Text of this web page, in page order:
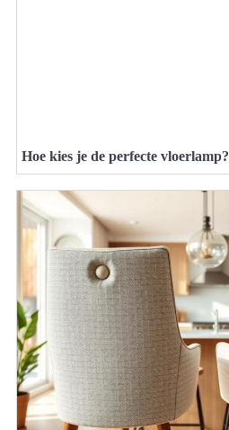
Hoe kies je de perfecte vloerlamp?